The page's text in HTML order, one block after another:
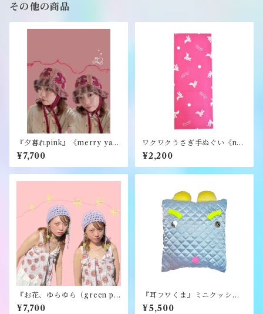
その他の商品
『夕暮れpink』《merry yar
n》
¥7,700
ワクワクうさぎ手ぬぐい《na
mo.》
¥2,200
『お花、ゆらゆら（green pu
rple）』《merry yarn》
¥7,700
『耳フワくま』ミニクッショ
ン《むくり》
¥5,500